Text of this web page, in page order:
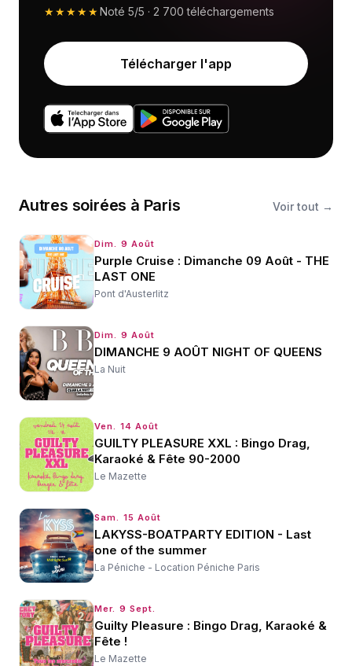
★★★★★Noté 5/5 · 2 700 téléchargements
Télécharger l'app
Autres soirées à Paris Voir tout →
Dim. 9 Août
Purple Cruise : Dimanche 09 Août - THE
LAST ONE
Pont d'Austerlitz
Dim. 9 Août
DIMANCHE 9 AOÛT NIGHT OF QUEENS
La Nuit
Ven. 14 Août
GUILTY PLEASURE XXL : Bingo Drag,
Karaoké & Fête 90-2000
Le Mazette
Sam. 15 Août
LAKYSS-BOATPARTY EDITION - Last
one of the summer
La Péniche - Location Péniche Paris
Mer. 9 Sept.
Guilty Pleasure : Bingo Drag, Karaoké &
Fête !
Le Mazette